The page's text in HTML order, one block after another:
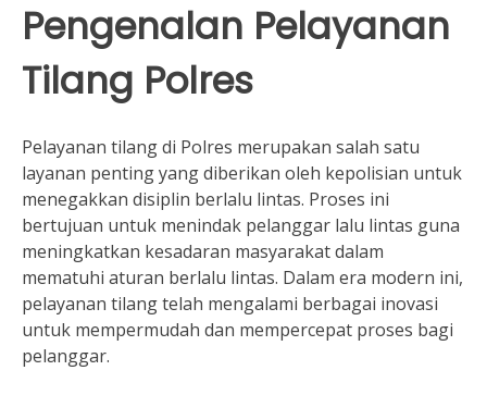
Pengenalan Pelayanan
Tilang Polres
Pelayanan tilang di Polres merupakan salah satu
layanan penting yang diberikan oleh kepolisian untuk
menegakkan disiplin berlalu lintas. Proses ini
bertujuan untuk menindak pelanggar lalu lintas guna
meningkatkan kesadaran masyarakat dalam
mematuhi aturan berlalu lintas. Dalam era modern ini,
pelayanan tilang telah mengalami berbagai inovasi
untuk mempermudah dan mempercepat proses bagi
pelanggar.